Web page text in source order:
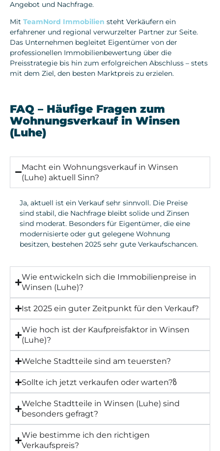
Angebot und Nachfrage.
Mit TeamNord Immobilien steht Verkäufern ein
erfahrener und regional verwurzelter Partner zur Seite.
Das Unternehmen begleitet Eigentümer von der
professionellen Immobilienbewertung über die
Preisstrategie bis hin zum erfolgreichen Abschluss – stets
mit dem Ziel, den besten Marktpreis zu erzielen.
FAQ – Häufige Fragen zum
Wohnungsverkauf in Winsen
(Luhe)
Macht ein Wohnungsverkauf in Winsen
(Luhe) aktuell Sinn?
Ja, aktuell ist ein Verkauf sehr sinnvoll. Die Preise
sind stabil, die Nachfrage bleibt solide und Zinsen
sind moderat. Besonders für Eigentümer, die eine
modernisierte oder gut gelegene Wohnung
besitzen, bestehen 2025 sehr gute Verkaufschancen.
Wie entwickeln sich die Immobilienpreise in
Winsen (Luhe)?
Ist 2025 ein guter Zeitpunkt für den Verkauf?
Wie hoch ist der Kaufpreisfaktor in Winsen
(Luhe)?
Welche Stadtteile sind am teuersten?
Sollte ich jetzt verkaufen oder warten?ზ
Welche Stadtteile in Winsen (Luhe) sind
besonders gefragt?
Wie bestimme ich den richtigen
Verkaufspreis?